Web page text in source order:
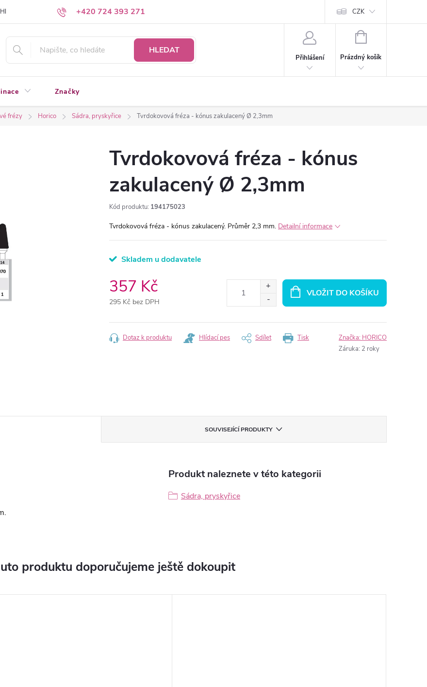
+420 724 393 271
Hledáte a nenacházíte? Napište nám CZK
HLEDAT
Přihlášení
NÁKUPNÍ
Prázdný košík
Značky
frézy Horico Sádra, pryskyřice Tvrdokovová fréza - kónus zakulacený Ø 2,3mm
Tvrdokovová fréza - kónus
zakulacený Ø 2,3mm
Kód produktu: 194175023
Tvrdokovová fréza - kónus zakulacený. Průměr 2,3 mm. Detailní informace
Skladem u dodavatele
357 Kč
295 Kč bez DPH
cena:
VLOŽIT DO KOŠÍKU
Tisk
Dotaz k produktu Hlídací pes Sdílet Značka: HORICO
Záruka: 2 roky
SOUVISEJÍCÍ PRODUKTY
Produkt naleznete v této kategorii
Sádra, pryskyřice
produktu doporučujeme ještě dokoupit